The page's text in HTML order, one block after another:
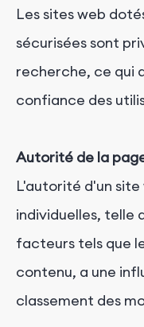
Les sites web
sécurisées sont
recherche, ce qui
confiance des
Autorité de la
L'autorité d'un
individuelles, telle
facteurs tels que
contenu, a une
classement des